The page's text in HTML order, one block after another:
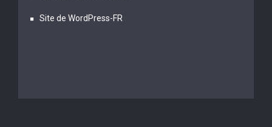
Site de WordPress-FR